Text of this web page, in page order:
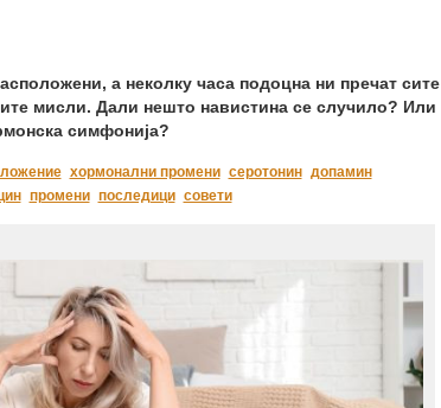
а неколку часа подоцна ни пречат сите
мисли. Дали нешто навистина се случило? Или
симфонија?
хормонални промени серотонин допамин
промени последици совети